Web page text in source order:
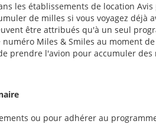
les établissements de location
de milles si vous voyagez
être attribués qu'à un seul
Miles & Smiles au moment
prendre l'avion pour accumuler des
ou pour adhérer au